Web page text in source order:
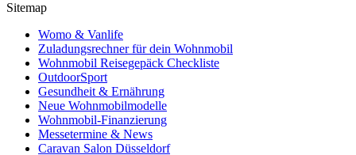
Sitemap
Womo & Vanlife
Zuladungsrechner für dein Wohnmobil
Wohnmobil Reisegepäck Checkliste
OutdoorSport
Gesundheit & Ernährung
Neue Wohnmobilmodelle
Wohnmobil-Finanzierung
Messetermine & News
Caravan Salon Düsseldorf